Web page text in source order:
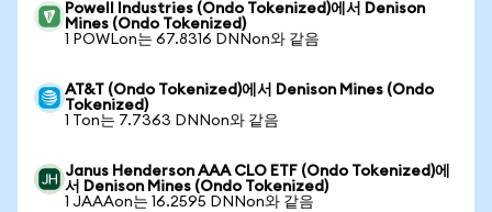
Powell Industries (Ondo Tokenized)에서 Denison
Mines (Ondo Tokenized)
1 POWLon는 67.8316 DNNon와 같음
AT&T (Ondo Tokenized)에서 Denison Mines (Ondo
Tokenized)
1 Ton는 7.7363 DNNon와 같음
Janus Henderson AAA CLO ETF (Ondo Tokenized)에
서 Denison Mines (Ondo Tokenized)
1 JAAAon는 16.2595 DNNon와 같음